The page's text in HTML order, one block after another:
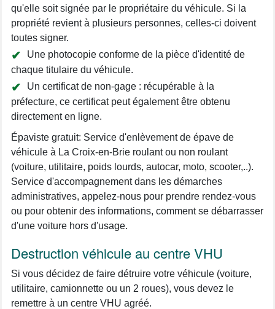
qu'elle soit signée par le propriétaire du véhicule. Si la
propriété revient à plusieurs personnes, celles-ci doivent
toutes signer.
Une photocopie conforme de la pièce d'identité de
chaque titulaire du véhicule.
Un certificat de non-gage : récupérable à la
préfecture, ce certificat peut également être obtenu
directement en ligne.
Épaviste gratuit: Service d'enlèvement de épave de
véhicule à La Croix-en-Brie roulant ou non roulant
(voiture, utilitaire, poids lourds, autocar, moto, scooter,..).
Service d'accompagnement dans les démarches
administratives, appelez-nous pour prendre rendez-vous
ou pour obtenir des informations, comment se débarrasser
d'une voiture hors d'usage.
Destruction véhicule au centre VHU
Si vous décidez de faire détruire votre véhicule (voiture,
utilitaire, camionnette ou un 2 roues), vous devez le
remettre à un centre VHU agréé.